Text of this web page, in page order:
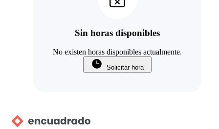
Sin horas disponibles
No existen horas disponibles actualmente.
Solicitar hora